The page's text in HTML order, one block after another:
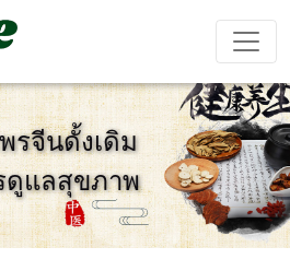
อาหาร
เสริม ความ
อาหาร
เสริม
ผลิตภัณฑ์
เสริม
แคปซูล ผง ชง เครื่อง ดื่ม
รจีนดั้งเดิม
ดูแลสุขภาพ